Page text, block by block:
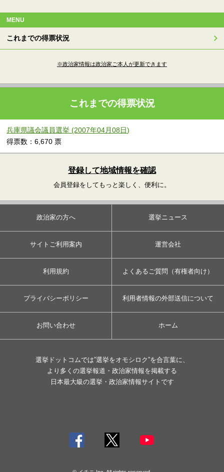
MENU
これまでの得票状況
※政治家情報は政治家ご本人が更新できます
これまでの得票状況
兵庫県議会議員選挙 (2007年04月08日)
得票数：6,670 票
登録して地域情報を確認
会員登録をしてもっと楽しく、便利に。
政治家の方へ 選挙ニュース
サイトご利用案内 運営会社
利用規約 よくあるご質問（有権者向け）
プライバシーポリシー 利用者情報の外部送信について
お問い合わせ ホーム
選挙ドットコムでは”選挙をオモシロク”を合言葉に、
より多くの選挙報道・政治家情報を掲載する
日本最大級の選挙・政治家情報サイトです